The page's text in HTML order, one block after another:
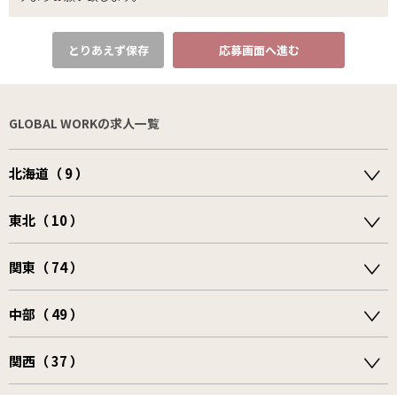
とりあえず保存 応募画面へ進む
GLOBAL WORKの求人一覧
北海道（ 9 ）
東北（ 10 ）
関東（ 74 ）
中部（ 49 ）
関西（ 37 ）